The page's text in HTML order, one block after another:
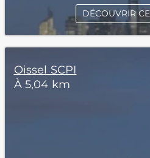
DÉCOUVRIR
Oissel SCPI
À 5,04 km